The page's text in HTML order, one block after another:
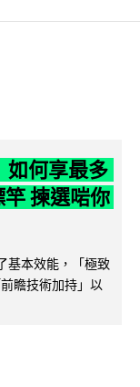
如何享最多
揀選啱你
基本效能，「極致
瞻技術加持」以